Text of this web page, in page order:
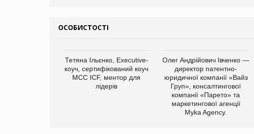
ОСОБИСТОСТІ
Тетяна Ільєнко, Executive-
коуч, сертифікований коуч
МСС ICF, ментор для
лідерів
Олег Андрійович Івченко —
директор патентно-
юридичної компанії «Вайз
Груп», консалтингової
компанії «Парето» та
маркетингової агенції
Myka Agency.